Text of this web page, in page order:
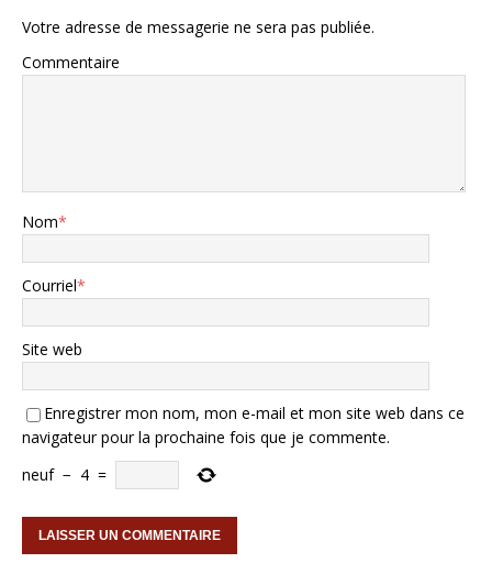
Votre adresse de messagerie ne sera pas publiée.
Commentaire
Nom*
Courriel*
Site web
Enregistrer mon nom, mon e-mail et mon site web dans ce
navigateur pour la prochaine fois que je commente.
neuf − 4 =